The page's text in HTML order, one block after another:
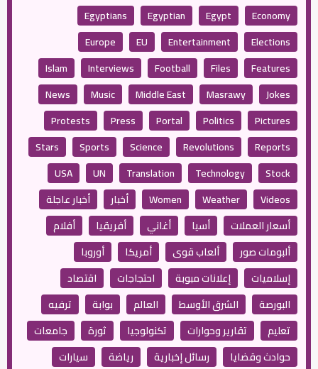
Economy
Egypt
Egyptian
Egyptians
Elections
Entertainment
EU
Europe
Features
Files
Football
Interviews
Islam
Jokes
Masrawy
Middle East
Music
News
Pictures
Politics
Portal
Press
Protests
Reports
Revolutions
Science
Sports
Stars
Stock
Technology
Translation
UN
USA
Videos
Weather
Women أخبار
أخبار عاجلة
أسعار العملات
أسيا أغاني أفريقيا
أفلام
ألبومات صور
ألعاب قوى أمريكا
أوروبا
إسلاميات
إعلانات مبوبة احتجاجات
اقتصاد
البورصة
الشرق الأوسط العالم بوابة
ترفيه
تعليم
تقارير وحوارات تكنولوجيا ثورة
جامعات
حوادث وقضايا
رسائل إخبارية رياضة سيارات